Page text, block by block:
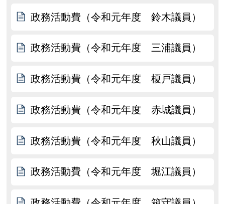
政務活動費（令和元年度 鈴木議員）
政務活動費（令和元年度 三浦議員）
政務活動費（令和元年度 榎戸議員）
政務活動費（令和元年度 赤城議員）
政務活動費（令和元年度 秋山議員）
政務活動費（令和元年度 堀江議員）